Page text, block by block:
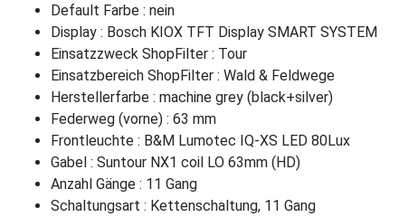
Default Farbe : nein
Display : Bosch KIOX TFT Display SMART SYSTEM
Einsatzzweck ShopFilter : Tour
Einsatzbereich ShopFilter : Wald & Feldwege
Herstellerfarbe : machine grey (black+silver)
Federweg (vorne) : 63 mm
Frontleuchte : B&M Lumotec IQ-XS LED 80Lux
Gabel : Suntour NX1 coil LO 63mm (HD)
Anzahl Gänge : 11 Gang
Schaltungsart : Kettenschaltung, 11 Gang